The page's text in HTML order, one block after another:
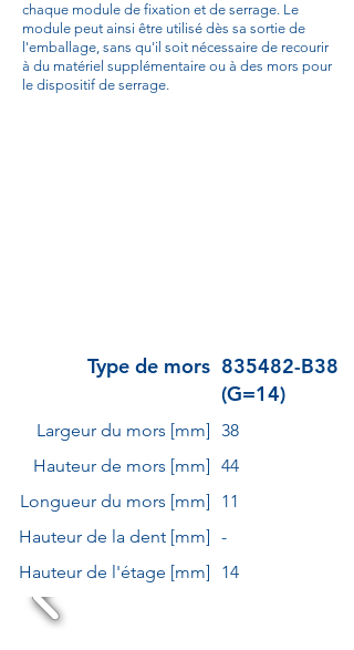
chaque module de fixation et de serrage. Le
module peut ainsi être utilisé dès sa sortie de
l'emballage, sans qu'il soit nécessaire de recourir
à du matériel supplémentaire ou à des mors pour
le dispositif de serrage.
Type de mors 835482-B38
(G=14)
Largeur du mors [mm] 38
Hauteur de mors [mm] 44
Longueur du mors [mm]
11
Hauteur de la dent [mm] -
Hauteur de l'étage [mm]
14